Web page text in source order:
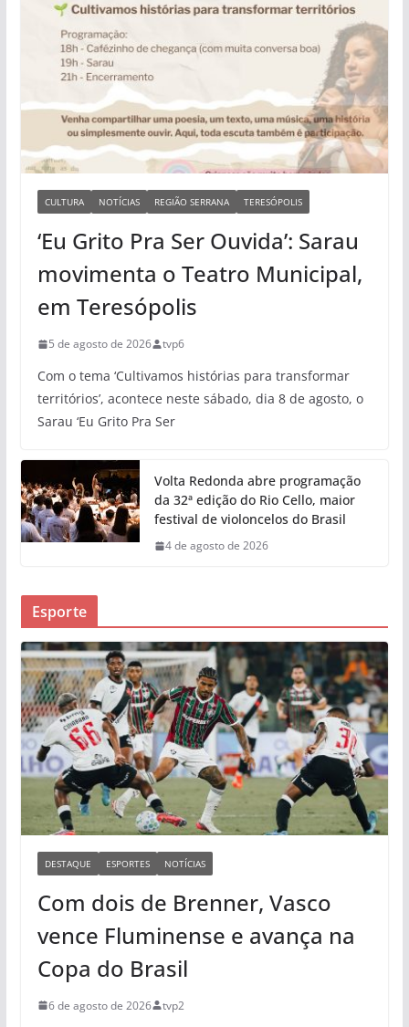
CULTURA NOTÍCIAS REGIÃO SERRANA TERESÓPOLIS
‘Eu Grito Pra Ser Ouvida’: Sarau
movimenta o Teatro Municipal,
em Teresópolis
5 de agosto de 2026 tvp6
Com o tema ‘Cultivamos histórias para transformar
territórios’, acontece neste sábado, dia 8 de agosto, o
Sarau ‘Eu Grito Pra Ser
Volta Redonda abre programação
da 32ª edição do Rio Cello, maior
festival de violoncelos do Brasil
4 de agosto de 2026
Esporte
DESTAQUE ESPORTES NOTÍCIAS
Com dois de Brenner, Vasco
vence Fluminense e avança na
Copa do Brasil
6 de agosto de 2026 tvp2